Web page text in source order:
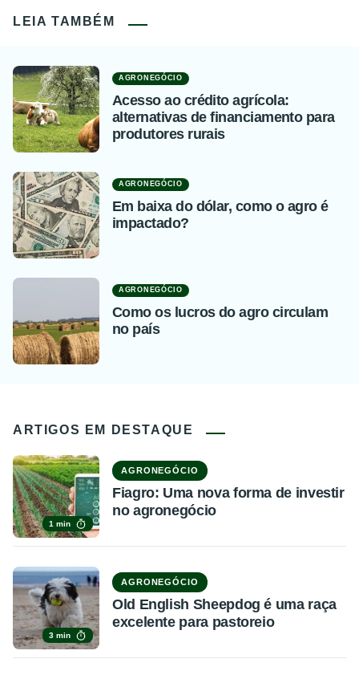
LEIA TAMBÉM
AGRONEGÓCIO
Acesso ao crédito agrícola:
alternativas de financiamento para
produtores rurais
AGRONEGÓCIO
Em baixa do dólar, como o agro é
impactado?
AGRONEGÓCIO
Como os lucros do agro circulam
no país
ARTIGOS EM DESTAQUE
1 min
AGRONEGÓCIO
Fiagro: Uma nova forma de investir
no agronegócio
3 min
AGRONEGÓCIO
Old English Sheepdog é uma raça
excelente para pastoreio